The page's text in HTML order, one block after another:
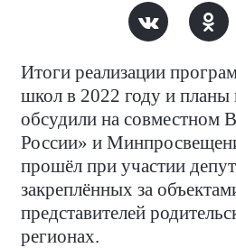
Итоги реализации
школ в 2022 году и планы
обсудили на совместном
России» и
прошёл при участии
закреплённых за
представителей
регионах.